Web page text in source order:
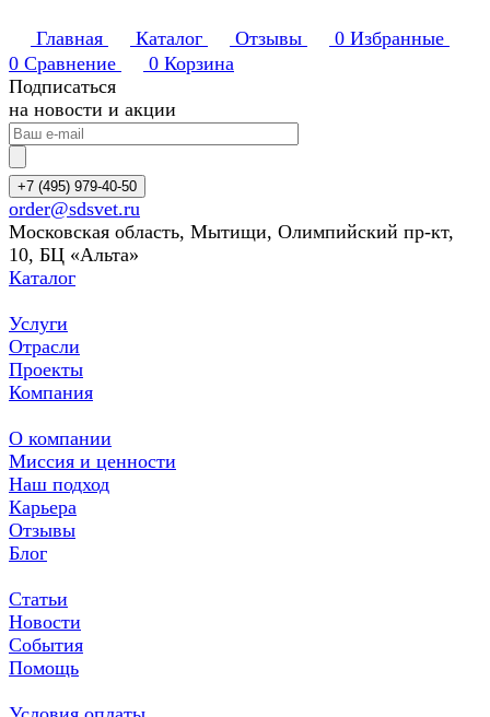
Главная Каталог Отзывы 0 Избранные
0 Сравнение 0 Корзина
Подписаться
на новости и акции
+7 (495) 979-40-50
order@sdsvet.ru
Московская область, Мытищи, Олимпийский пр-кт,
10, БЦ «Альта»
Каталог
Услуги
Отрасли
Проекты
Компания
О компании
Миссия и ценности
Наш подход
Карьера
Отзывы
Блог
Статьи
Новости
События
Помощь